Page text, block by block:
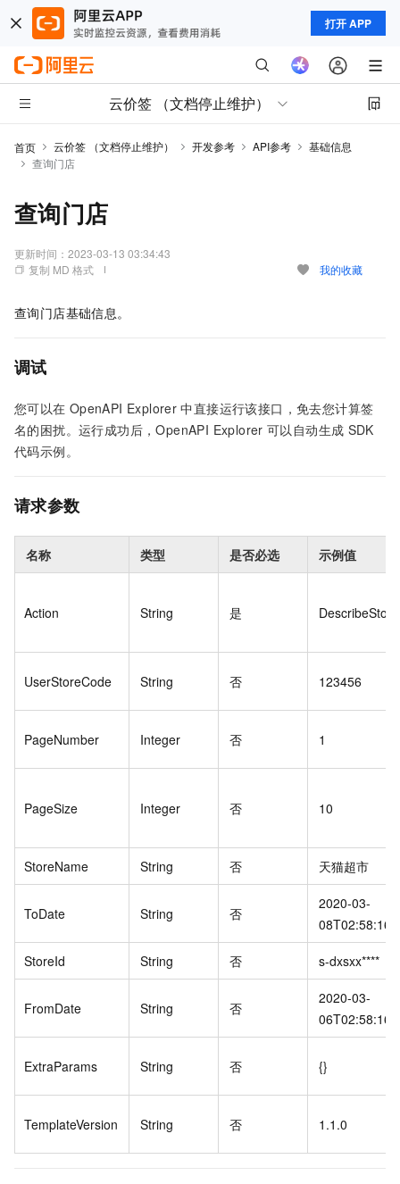
打开 APP
云价签 （文档停止维护）
首页 云价签 （文档停止维护） 开发参考 API参考
基础信息
查询门店
查询门店
更新时间： 2023-03-13 03:34:43
复制 MD 格式
我的收藏
查询门店基础信息。
调试
您可以在 OpenAPI Explorer 中直接运行该接口，免去您计算签
名的困扰。运行成功后，OpenAPI Explorer 可以自动生成 SDK
代码示例。
请求参数
名称 类型 是否必选 示例值
Action String 是
UserStoreCode String 否 123456
PageNumber Integer 否 1
PageSize Integer 否 10
StoreName String 否 天猫超市
ToDate String 否
2020-03-
08T02:58:16Z
StoreId String 否 s-dxsxx****
FromDate String 否
2020-03-
06T02:58:16Z
ExtraParams String 否 {}
TemplateVersion String 否 1.1.0